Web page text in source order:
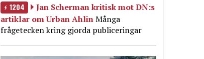
1204
Jan Scherman kritisk mot DN:s
artiklar om Urban AhlinMånga
frågetecken kring gjorda publiceringar